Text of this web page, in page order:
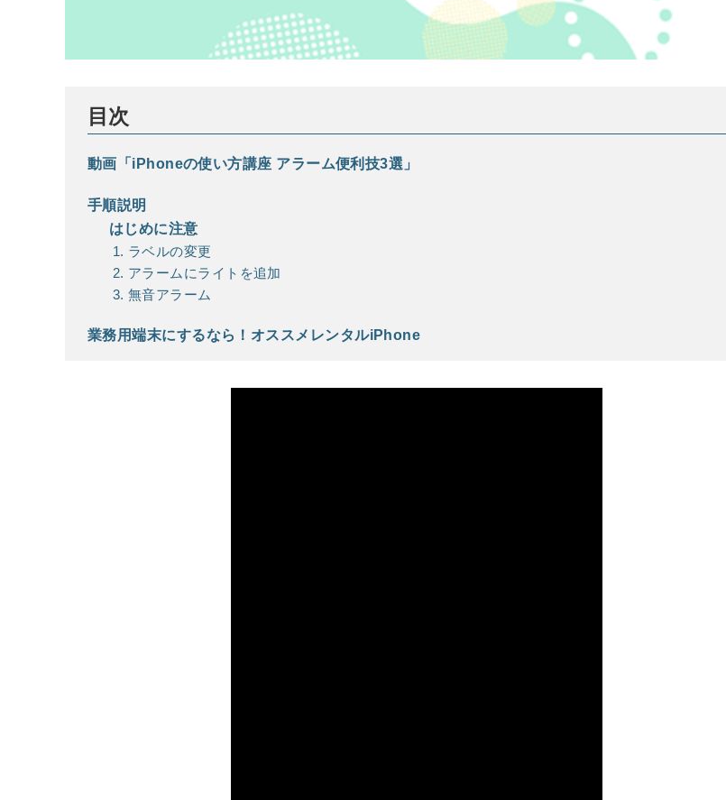
目次
動画「iPhoneの使い方講座 アラーム便利技3選」
手順説明
はじめに注意
ラベルの変更
アラームにライトを追加
無音アラーム
業務用端末にするなら！オススメレンタルiPhone